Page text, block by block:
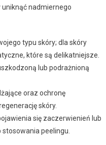
nadmiernego
typu skóry; dla skóry
które są delikatniejsze.
lub podrażnioną
oraz ochronę
skóry.
się zaczerwienień lub
peelingu.